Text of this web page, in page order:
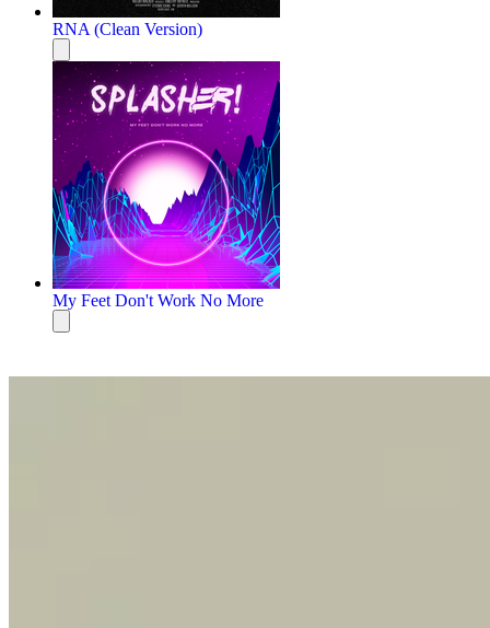
RNA (Clean Version)
My Feet Don't Work No More